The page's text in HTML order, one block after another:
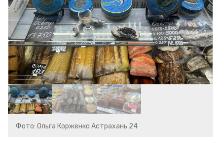
Фото: Ольга Корженко Астрахань 24